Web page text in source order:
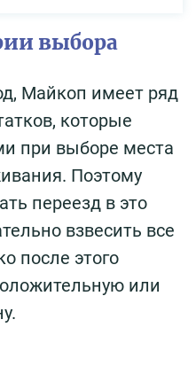
выбора
Майкоп имеет ряд
которые
при выборе места
Поэтому
переезд в это
взвесить все
после этого
или